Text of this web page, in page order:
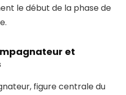
le début de la phase de
et
figure centrale du